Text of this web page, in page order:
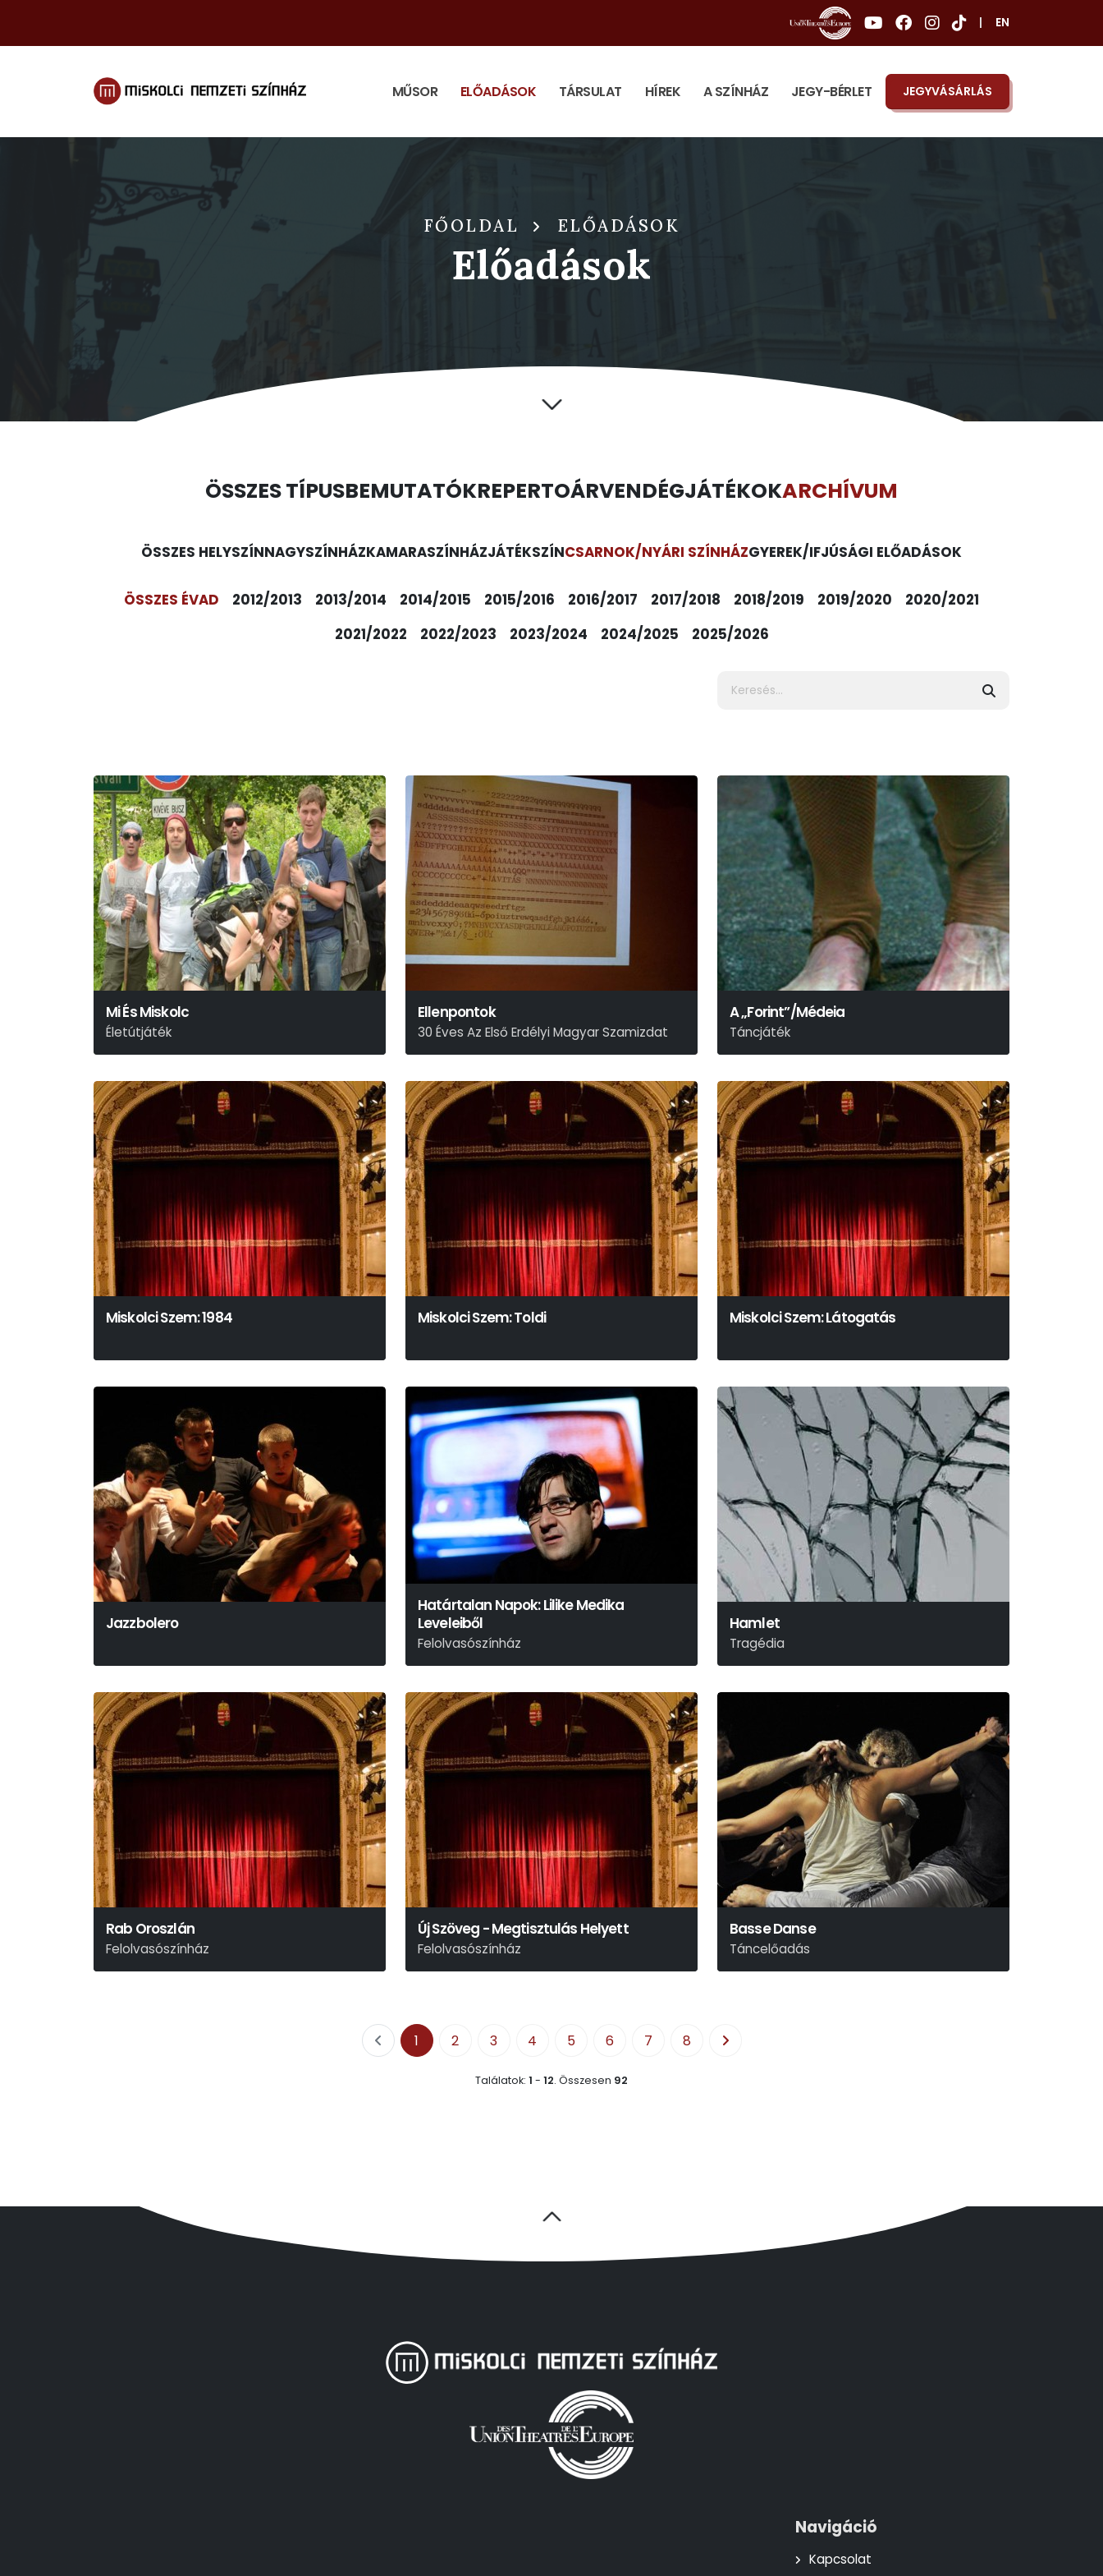
EN
MŰSOR ELŐADÁSOK TÁRSULAT HÍREK A SZÍNHÁZ JEGY-BÉRLET JEGYVÁSÁRLÁS
FŐOLDAL ELŐADÁSOK
Előadások
ÖSSZES TÍPUSBEMUTATÓKREPERTOÁRVENDÉGJÁTÉKOKARCHÍVUM
ÖSSZES HELYSZÍNNAGYSZÍNHÁZKAMARASZÍNHÁZJÁTÉKSZÍNCSARNOK/NYÁRI SZÍNHÁZGYEREK/IFJÚSÁGI ELŐADÁSOK
ÖSSZES ÉVAD 2012/2013 2013/2014 2014/2015 2015/2016 2016/2017 2017/2018 2018/2019 2019/2020
2020/2021
2021/2022
2022/2023 2023/2024 2024/2025 2025/2026
Mi És Miskolc
Életútjáték
Deres Péter - Szőcs Artur
Ellenpontok
30 Éves Az Első Erdélyi Magyar Szamizdat
A „Forint”/Médeia
Táncjáték
Miskolci Szem: 1984 Miskolci Szem: Toldi Miskolci Szem: Látogatás
Jazzbolero
Határtalan Napok: Lilike Medika
Leveleiből
Felolvasószínház
Hamlet
Tragédia
William Shakespeare
Rab Oroszlán
Felolvasószínház
Új Szöveg - Megtisztulás Helyett
Felolvasószínház
Basse Danse
Táncelőadás
1 2 3 4 5 6 7 8
Találatok: 1 - 12. Összesen 92
Navigáció
Kapcsolat